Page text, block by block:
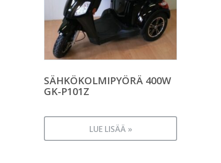
SÄHKÖKOLMIPYÖRÄ 400W
GK-P101Z
LUE LISÄÄ »